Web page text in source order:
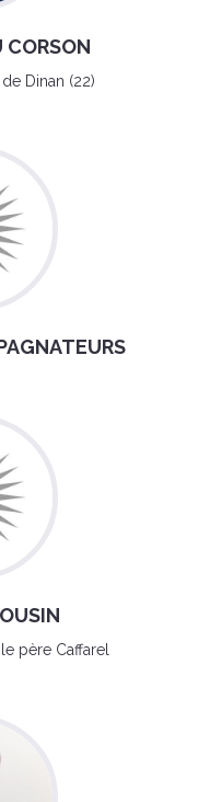
CORSON
Dinan (22)
père Caffarel